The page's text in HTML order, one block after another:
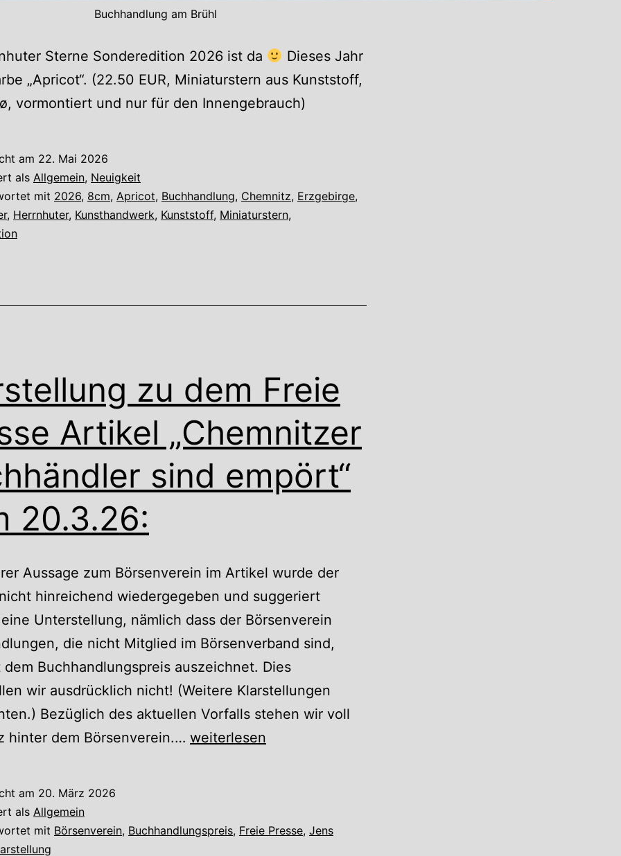
Buchhandlung am Brühl
Sterne Sonderedition 2026 ist da
Dieses Jahr
„Apricot“. (22.50 EUR, Miniaturstern aus Kunststoff,
vormontiert und nur für den Innengebrauch)
am 22. Mai 2026
als Allgemein, Neuigkeit
mit 2026, 8cm, Apricot, Buchhandlung, Chemnitz, Erzgebirge,
, Herrnhuter, Kunsthandwerk, Kunststoff, Miniaturstern,
zu dem Freie
Artikel „Chemnitzer
sind empört“
20.3.26:
Aussage zum Börsenverein im Artikel wurde der
hinreichend wiedergegeben und suggeriert
Unterstellung, nämlich dass der Börsenverein
die nicht Mitglied im Börsenverband sind,
Buchhandlungspreis auszeichnet. Dies
wir ausdrücklich nicht! (Weitere Klarstellungen
Bezüglich des aktuellen Vorfalls stehen wir voll
hinter dem Börsenverein.… Klarstellung
Presse
weiterlesen
am 20. März 2026
als Allgemein
mit Börsenverein, Buchhandlungspreis, Freie Presse, Jens